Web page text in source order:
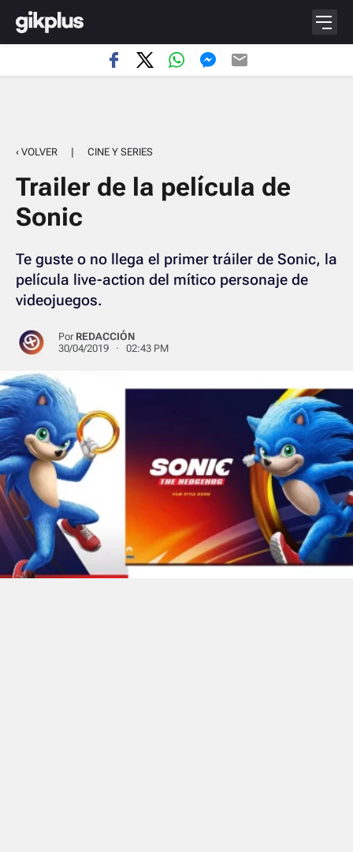
‹ VOLVER | CINE Y SERIES
Trailer de la película de
Sonic
Te guste o no llega el primer tráiler de Sonic, la
película live-action del mítico personaje de
videojuegos.
Por REDACCIÓN
30/04/2019 · 02:43 PM